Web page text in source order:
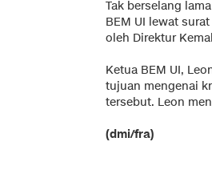
Tak berselang
BEM UI lewat
oleh Direktur
Ketua BEM UI,
tujuan mengenai
tersebut. Leon
(dmi/fra)